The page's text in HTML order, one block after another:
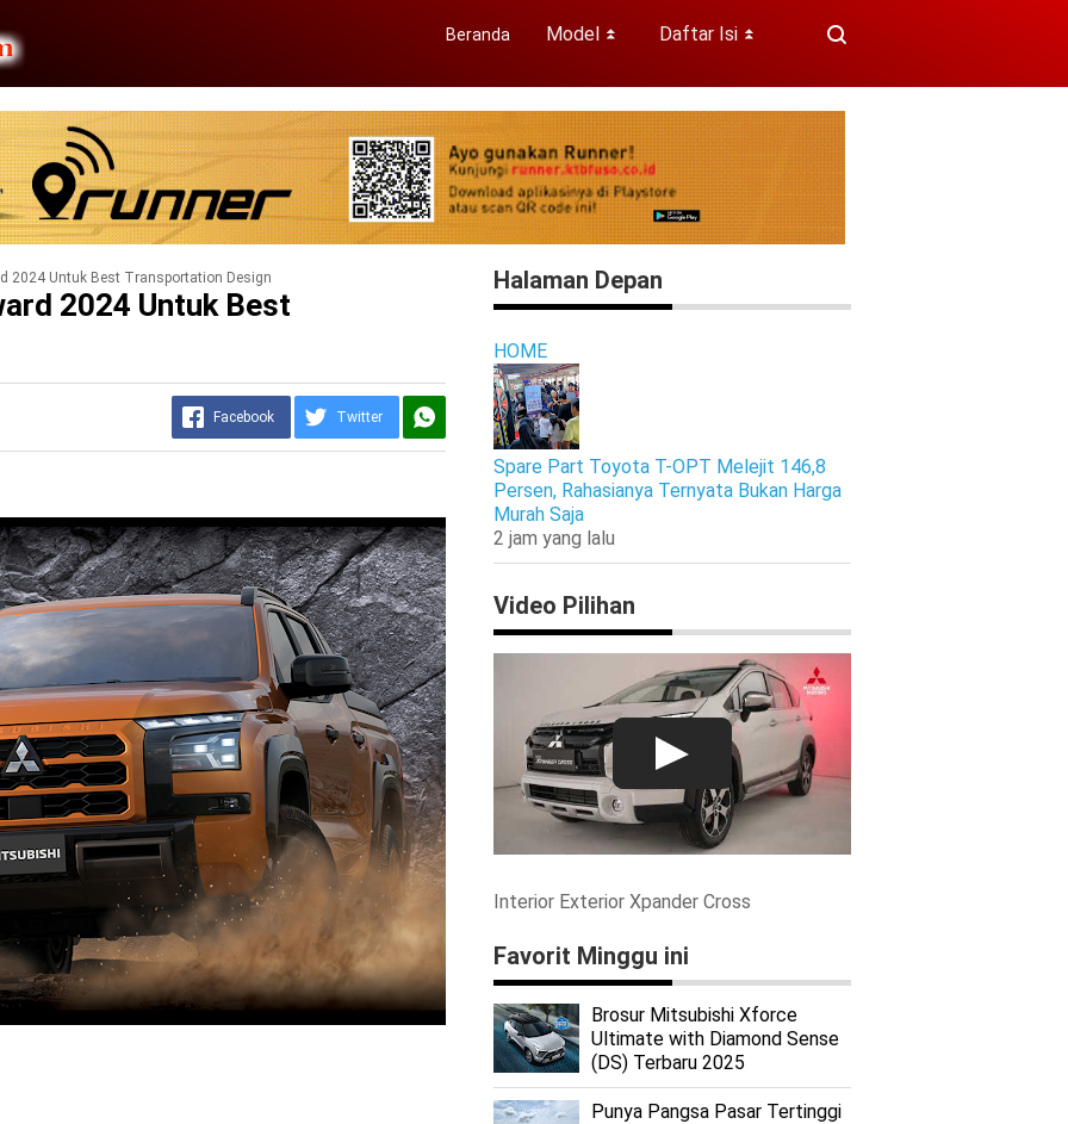
Beranda Model ⏬ Daftar Isi ⏬
2024 Untuk Best Transportation Design
2024 Untuk Best
Facebook Twitter
Halaman Depan
HOME
Spare Part Toyota T-OPT Melejit 146,8
Persen, Rahasianya Ternyata Bukan Harga
Murah Saja
2 jam yang lalu
Video Pilihan
Interior Exterior Xpander Cross
Favorit Minggu ini
Brosur Mitsubishi Xforce
Ultimate with Diamond Sense
(DS) Terbaru 2025
Punya Pangsa Pasar Tertinggi